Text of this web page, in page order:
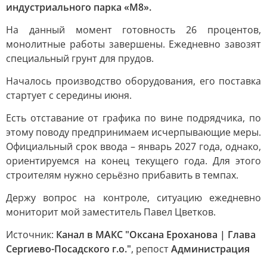
индустриального парка «М8».
На данный момент готовность 26 процентов,
монолитные работы завершены. Ежедневно завозят
специальный грунт для прудов.
Началось производство оборудования, его поставка
стартует с середины июня.
Есть отставание от графика по вине подрядчика, по
этому поводу предпринимаем исчерпывающие меры.
Официальный срок ввода – январь 2027 года, однако,
ориентируемся на конец текущего года. Для этого
строителям нужно серьёзно прибавить в темпах.
Держу вопрос на контроле, ситуацию ежедневно
мониторит мой заместитель Павел Цветков.
Источник: Канал в МАКС "Оксана Ероханова | Глава
Сергиево-Посадского г.о.", репостАдминистрация